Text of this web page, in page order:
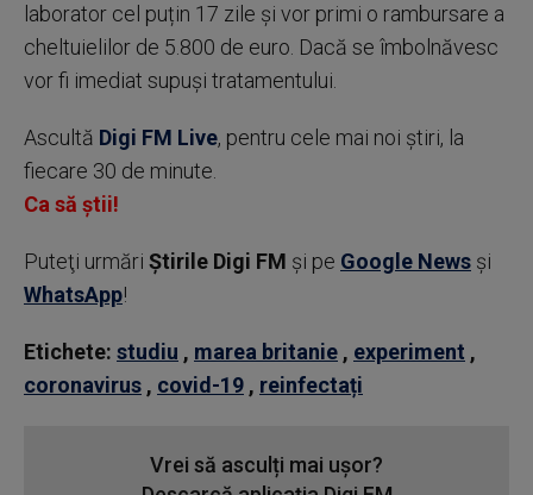
laborator cel puțin 17 zile și vor primi o rambursare a
cheltuielilor de 5.800 de euro. Dacă se îmbolnăvesc
vor fi imediat supuși tratamentului.
Ascultă Digi FM Live, pentru cele mai noi știri, la
fiecare 30 de minute.
Ca să știi!
Puteţi urmări Știrile Digi FM şi pe Google News şi
WhatsApp!
Etichete: studiu , marea britanie , experiment ,
coronavirus , covid-19 , reinfectați
Vrei să asculți mai ușor?